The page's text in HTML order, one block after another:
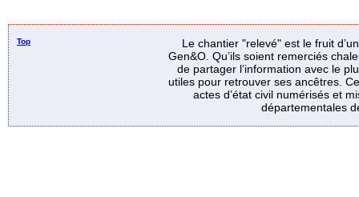
Top
Le chantier "relevé" est le fruit
Gen&O. Qu’ils soient remerciés
de partager l’information avec le
utiles pour retrouver ses ancêtres.
actes d’état civil numérisés et
départementales